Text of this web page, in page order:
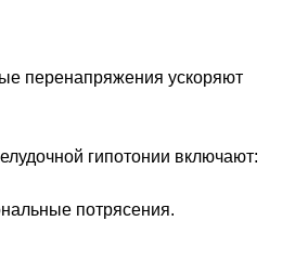
перенапряжения ускоряют
гипотонии включают:
потрясения.